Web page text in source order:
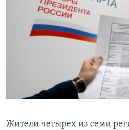
РАСПИСАНИЕ ВЕЩАНИЯ
ПОДПИШИТЕСЬ НА
Все сайты РСЕ/РС
Жители четырех из семи